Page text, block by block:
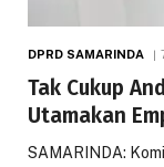
DPRD SAMARINDA
Tak Cukup
Utamakan
SAMARINDA: